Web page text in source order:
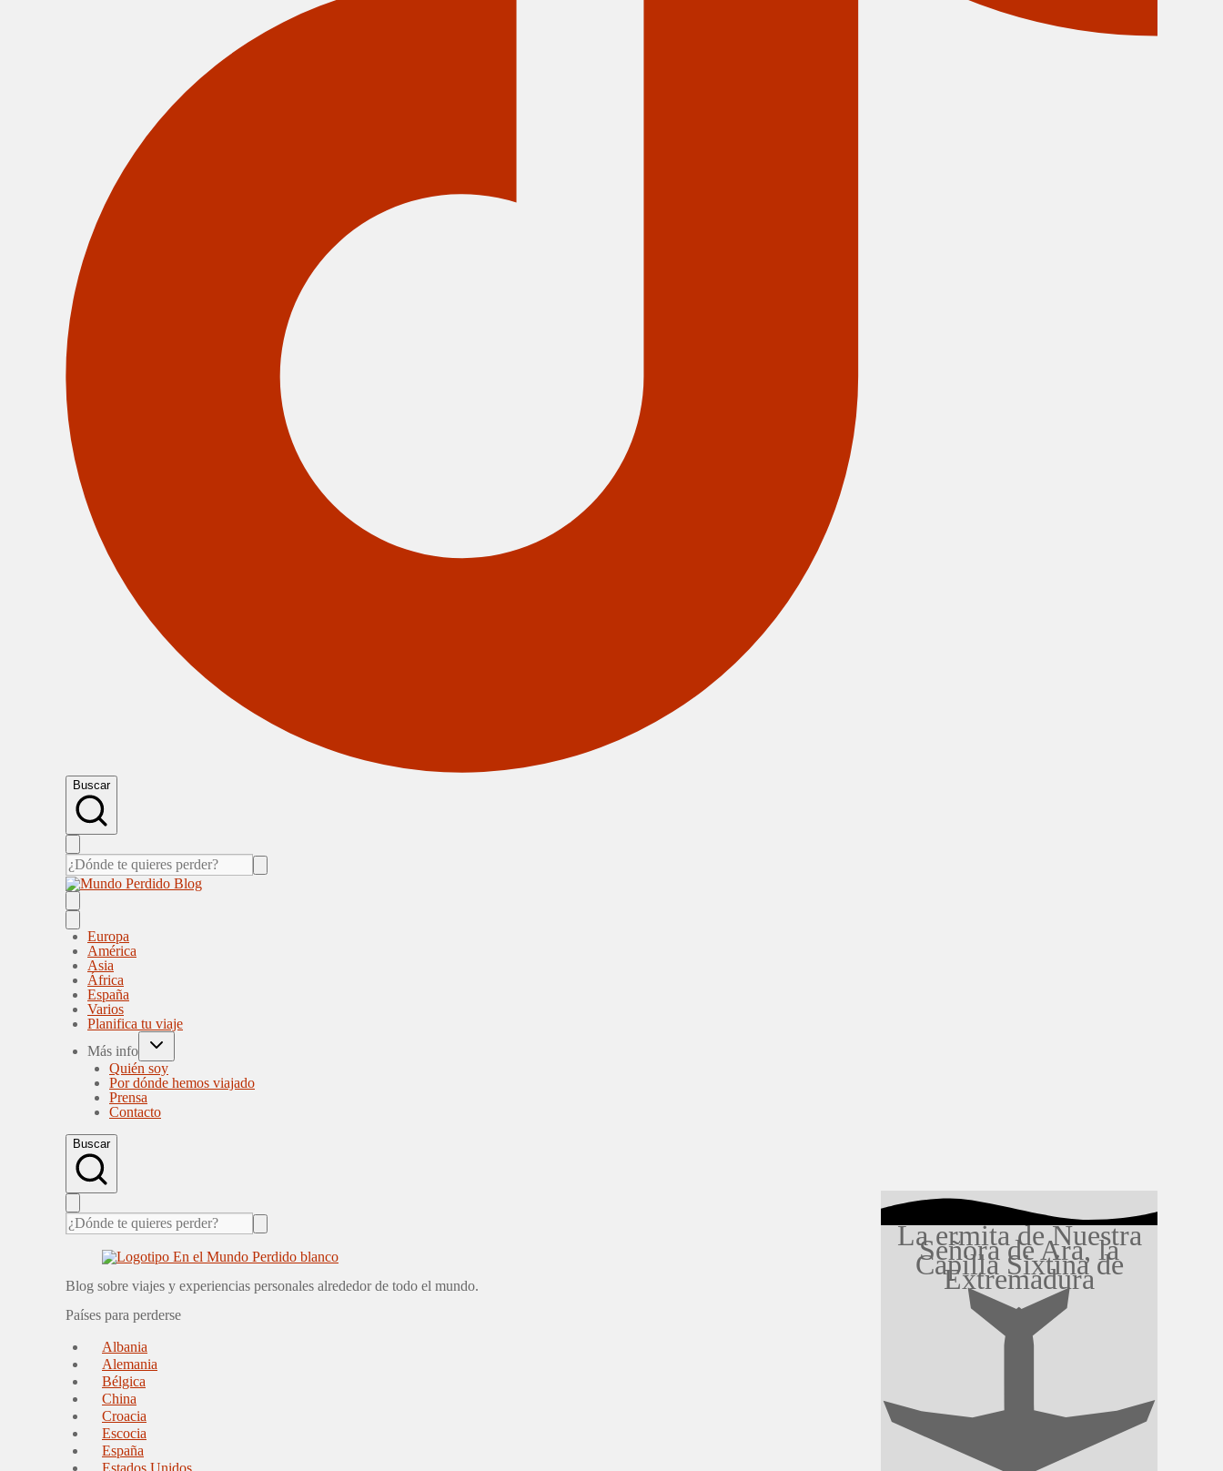
Buscar
Europa
América
Asia
África
España
Varios
Planifica tu viaje
Más info
Quién soy
Por dónde hemos viajado
Prensa
Contacto
Buscar
La ermita de Nuestra
Señora de Ara, la
Capilla Sixtina de
Extremadura
Blog sobre viajes y experiencias personales alrededor de todo el mundo.
Países para perderse
Albania
Alemania
Bélgica
China
Croacia
Escocia
España